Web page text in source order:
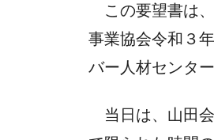
この要望書は
事業協会令和３
バー人材センタ
当日は、山田